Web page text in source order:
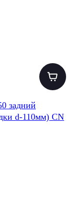
задний
d-110мм) CN